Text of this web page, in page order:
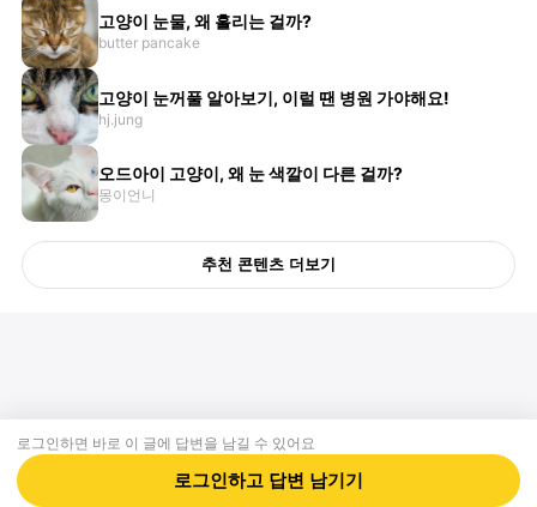
고양이 눈물, 왜 흘리는 걸까?
butter pancake
고양이 눈꺼풀 알아보기, 이럴 땐 병원 가야해요!
hj.jung
오드아이 고양이, 왜 눈 색깔이 다른 걸까?
몽이언니
추천 콘텐츠 더보기
로그인하면 바로 이 글에 답변 을 남길 수 있어요
로그인하고 답변 남기기